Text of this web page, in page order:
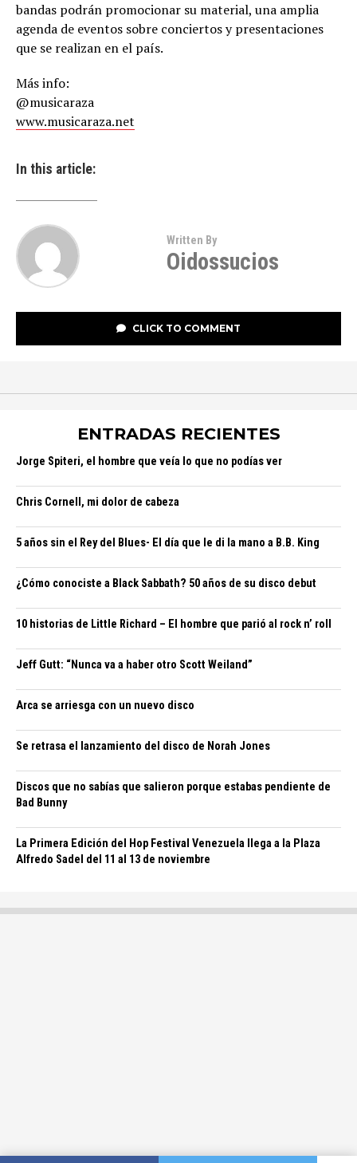
bandas podrán promocionar su material, una amplia
agenda de eventos sobre conciertos y presentaciones
que se realizan en el país.
Más info:
@musicaraza
www.musicaraza.net
In this article:
Written By
Oidossucios
CLICK TO COMMENT
ENTRADAS RECIENTES
Jorge Spiteri, el hombre que veía lo que no podías ver
Chris Cornell, mi dolor de cabeza
5 años sin el Rey del Blues- El día que le di la mano a B.B. King
¿Cómo conociste a Black Sabbath? 50 años de su disco debut
10 historias de Little Richard – El hombre que parió al rock n’ roll
Jeff Gutt: “Nunca va a haber otro Scott Weiland”
Arca se arriesga con un nuevo disco
Se retrasa el lanzamiento del disco de Norah Jones
Discos que no sabías que salieron porque estabas pendiente de
Bad Bunny
La Primera Edición del Hop Festival Venezuela llega a la Plaza
Alfredo Sadel del 11 al 13 de noviembre